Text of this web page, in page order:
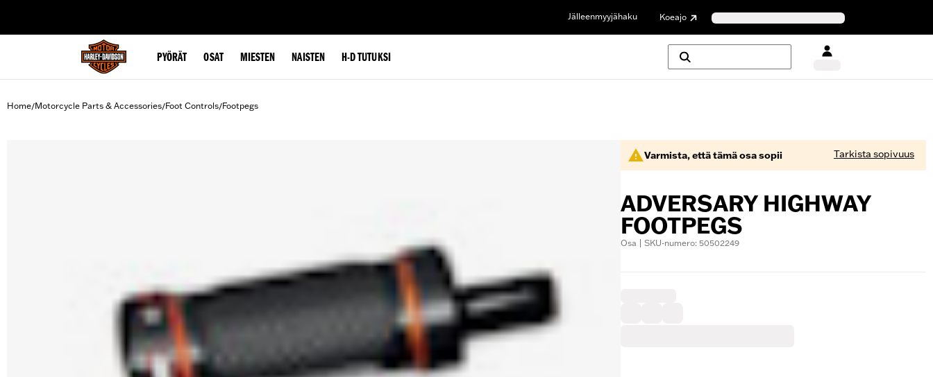
Jälleenmyyjähaku Koeajo
PYÖRÄT OSAT MIESTEN NAISTEN H-D TUTUKSI
Home/Motorcycle Parts & Accessories/Foot Controls/Footpegs
Varmista, että tämä osa sopii Tarkista sopivuus
ADVERSARY HIGHWAY
FOOTPEGS
Osa | SKU-numero: 50502249